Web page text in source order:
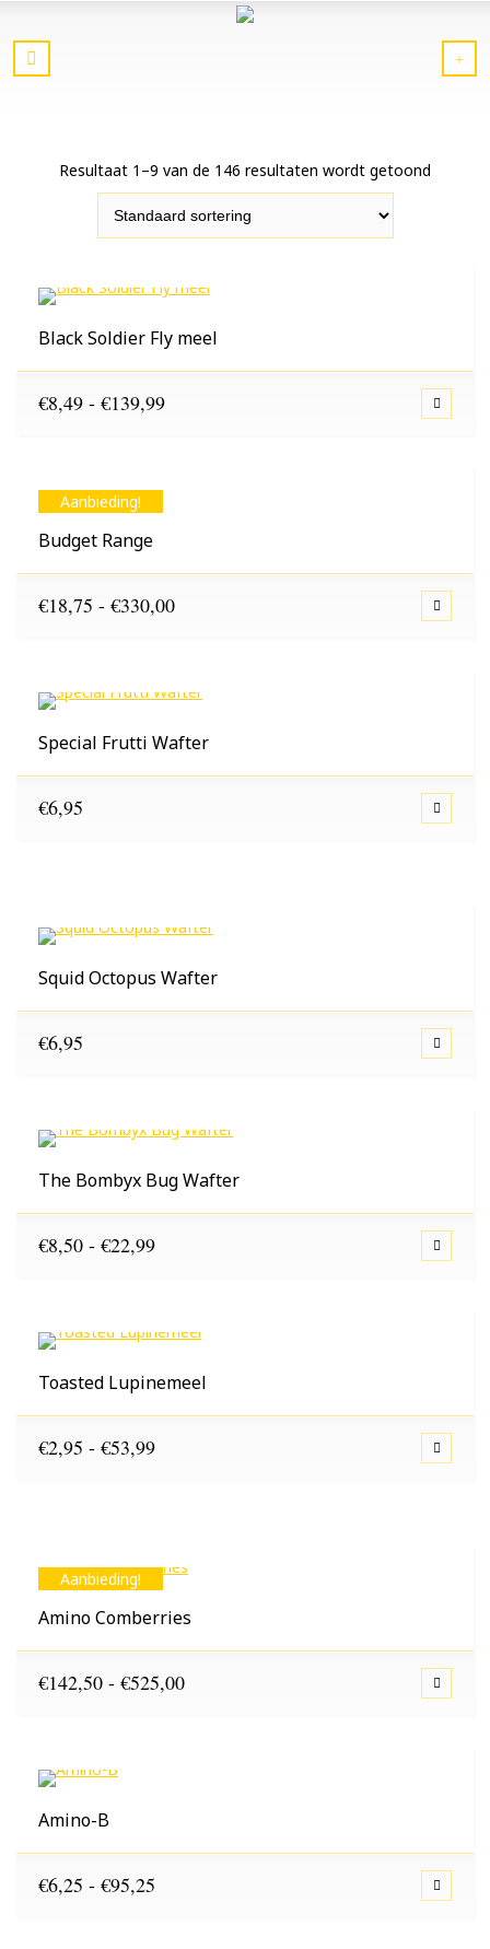
Resultaat 1–9 van de 146 resultaten wordt getoond
Black Soldier Fly meel
€8,49 - €139,99Prijsklasse:
Aanbieding!
Budget Range
€18,75 - €330,00Prijsklasse:
€330,00
Special Frutti Wafter
€6,95
Squid Octopus Wafter
€6,95
The Bombyx Bug Wafter
€8,50 - €22,99Prijsklasse:
€22,99
Toasted Lupinemeel
€2,95 - €53,99Prijsklasse:
Aanbieding!
Amino Comberries
€142,50 - €525,00Prijsklasse:
Amino-B
€6,25 - €95,25